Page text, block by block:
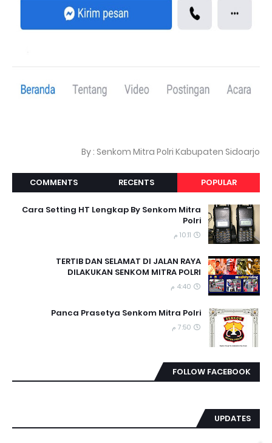
By : Senkom Mitra Polri Kabupaten Sidoarjo
POPULAR
RECENTS
COMMENTS
Cara Setting HT Lengkap By Senkom Mitra
Polri
10:11 م
TERTIB DAN SELAMAT DI JALAN RAYA
DILAKUKAN SENKOM MITRA POLRI
4:40 م
Panca Prasetya Senkom Mitra Polri
7:50 م
FOLLOW FACEBOOK
UPDATES